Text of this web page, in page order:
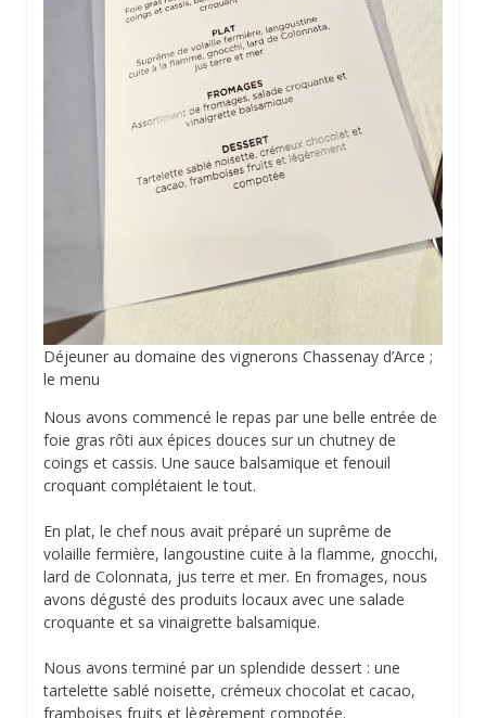
Déjeuner au domaine des vignerons Chassenay d’Arce ;
le menu
Nous avons commencé le repas par une belle entrée de
foie gras rôti aux épices douces sur un chutney de
coings et cassis. Une sauce balsamique et fenouil
croquant complétaient le tout.
En plat, le chef nous avait préparé un suprême de
volaille fermière, langoustine cuite à la flamme, gnocchi,
lard de Colonnata, jus terre et mer. En fromages, nous
avons dégusté des produits locaux avec une salade
croquante et sa vinaigrette balsamique.
Nous avons terminé par un splendide dessert : une
tartelette sablé noisette, crémeux chocolat et cacao,
framboises fruits et lègèrement compotée.